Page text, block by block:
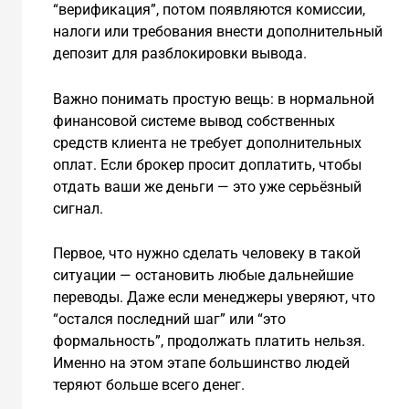
“верификация”, потом появляются комиссии,
налоги или требования внести дополнительный
депозит для разблокировки вывода.
Важно понимать простую вещь: в нормальной
финансовой системе вывод собственных
средств клиента не требует дополнительных
оплат. Если брокер просит доплатить, чтобы
отдать ваши же деньги — это уже серьёзный
сигнал.
Первое, что нужно сделать человеку в такой
ситуации — остановить любые дальнейшие
переводы. Даже если менеджеры уверяют, что
“остался последний шаг” или “это
формальность”, продолжать платить нельзя.
Именно на этом этапе большинство людей
теряют больше всего денег.